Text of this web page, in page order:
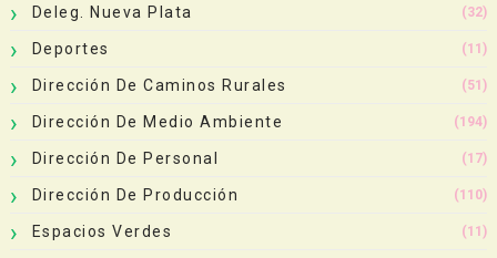
Deleg. Nueva Plata (32)
Deportes (11)
Dirección De Caminos Rurales (51)
Dirección De Medio Ambiente (194)
Dirección De Personal (17)
Dirección De Producción (110)
Espacios Verdes (11)